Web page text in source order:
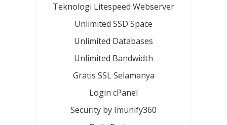
Teknologi Litespeed Webserver
Unlimited SSD Space
Unlimited Databases
Unlimited Bandwidth
Gratis SSL Selamanya
Login cPanel
Security by Imunify360